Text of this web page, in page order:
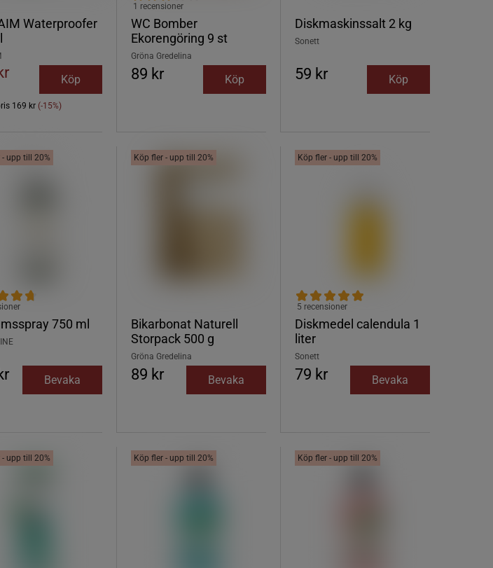
Waterproofer
Köp
169 kr (-15%)
WC Bomber
Ekorengöring 9 st
1 recensioner
Gröna Gredelina
89 kr Köp
Diskmaskinssalt 2 kg
Sonett
59 kr Köp
upp till 20%
750 ml
Bevaka
Köp fler - upp till 20%
Bikarbonat Naturell
Storpack 500 g
Gröna Gredelina
89 kr Bevaka
Köp fler - upp till 20%
Diskmedel calendula 1
liter
5 recensioner
Sonett
79 kr Bevaka
upp till 20% Köp fler - upp till 20% Köp fler - upp till 20%